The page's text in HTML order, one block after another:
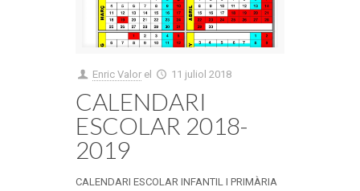
Enric Valor el 11 juliol 2018
CALENDARI
ESCOLAR 2018-
2019
CALENDARI ESCOLAR INFANTIL I PRIMÀRIA